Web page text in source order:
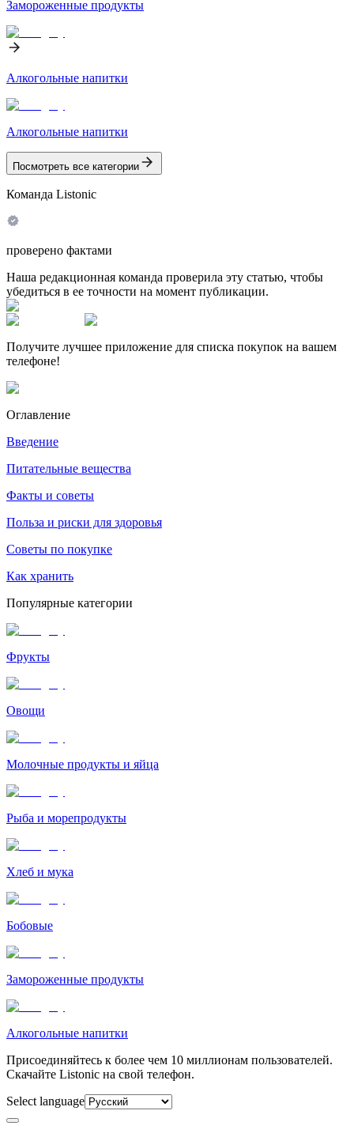
Замороженные продукты
Алкогольные напитки
Алкогольные напитки
Посмотреть все категории
Команда Listonic
проверено фактами
Наша редакционная команда проверила эту статью, чтобы
убедиться в ее точности на момент публикации.
Получите лучшее приложение для списка покупок на вашем
телефоне!
Оглавление
Введение
Питательные вещества
Факты и советы
Польза и риски для здоровья
Советы по покупке
Как хранить
Популярные категории
Фрукты
Овощи
Молочные продукты и яйца
Рыба и морепродукты
Хлеб и мука
Бобовые
Замороженные продукты
Алкогольные напитки
Присоединяйтесь к более чем 10 миллионам пользователей.
Скачайте Listonic на свой телефон.
Select language